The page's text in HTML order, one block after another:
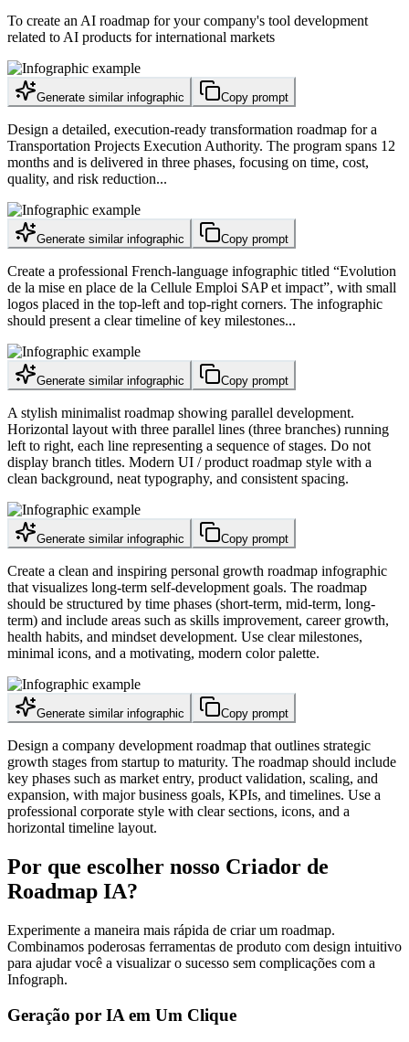
To create an AI roadmap for your company's tool development
related to AI products for international markets
Generate similar infographic Copy prompt
Design a detailed, execution-ready transformation roadmap for a
Transportation Projects Execution Authority. The program spans 12
months and is delivered in three phases, focusing on time, cost,
quality, and risk reduction...
Generate similar infographic Copy prompt
Create a professional French-language infographic titled “Evolution
de la mise en place de la Cellule Emploi SAP et impact”, with small
logos placed in the top-left and top-right corners. The infographic
should present a clear timeline of key milestones...
Generate similar infographic Copy prompt
A stylish minimalist roadmap showing parallel development.
Horizontal layout with three parallel lines (three branches) running
left to right, each line representing a sequence of stages. Do not
display branch titles. Modern UI / product roadmap style with a
clean background, neat typography, and consistent spacing.
Generate similar infographic Copy prompt
Create a clean and inspiring personal growth roadmap infographic
that visualizes long-term self-development goals. The roadmap
should be structured by time phases (short-term, mid-term, long-
term) and include areas such as skills improvement, career growth,
health habits, and mindset development. Use clear milestones,
minimal icons, and a motivating, modern color palette.
Generate similar infographic Copy prompt
Design a company development roadmap that outlines strategic
growth stages from startup to maturity. The roadmap should include
key phases such as market entry, product validation, scaling, and
expansion, with major business goals, KPIs, and timelines. Use a
professional corporate style with clear sections, icons, and a
horizontal timeline layout.
Por que escolher nosso Criador de
Roadmap IA?
Experimente a maneira mais rápida de criar um roadmap.
Combinamos poderosas ferramentas de produto com design intuitivo
para ajudar você a visualizar o sucesso sem complicações com a
Infograph.
Geração por IA em Um Clique